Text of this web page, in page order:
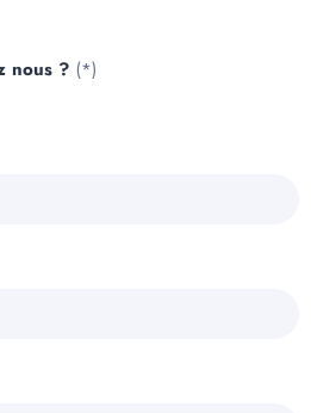
nous ? (*)